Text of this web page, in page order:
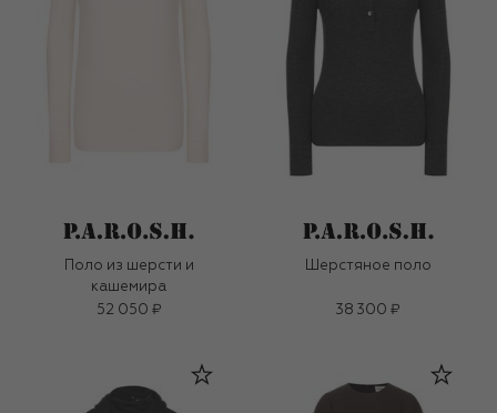
Поло из шерсти и
кашемира
52 050 ₽
Шерстяное поло
38 300 ₽